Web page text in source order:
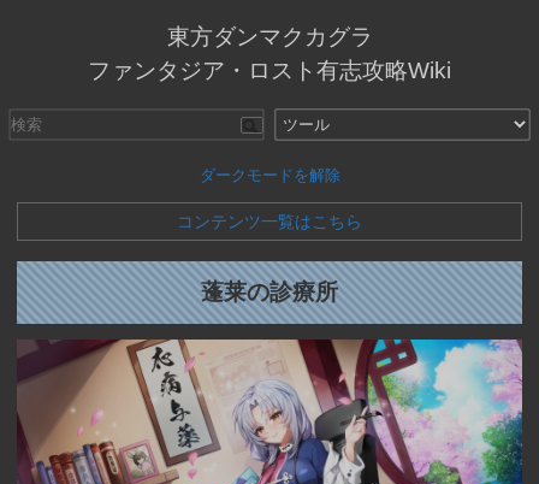
東方ダンマクカグラ
ファンタジア・ロスト有志攻略Wiki
ダークモードを解除
コンテンツ一覧はこちら
蓬莱の診療所